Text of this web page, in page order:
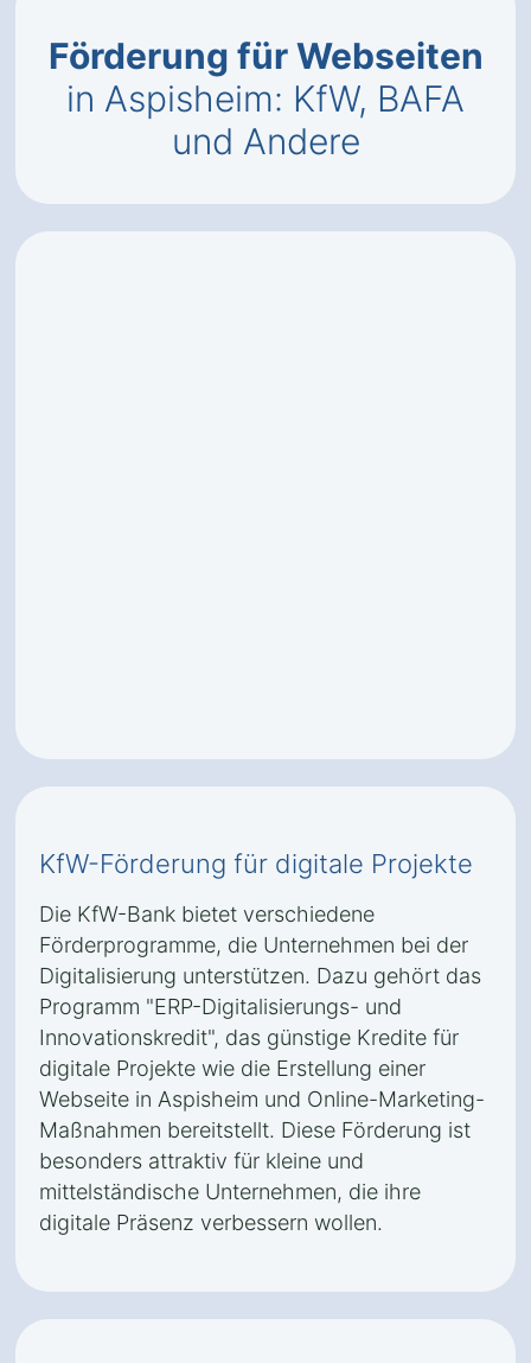
Förderung für Webseiten
in Aspisheim: KfW, BAFA
und Andere
KfW-Förderung für digitale Projekte
Die KfW-Bank bietet verschiedene
Förderprogramme, die Unternehmen bei der
Digitalisierung unterstützen. Dazu gehört das
Programm "ERP-Digitalisierungs- und
Innovationskredit", das günstige Kredite für
digitale Projekte wie die Erstellung einer
Webseite in Aspisheim und Online-Marketing-
Maßnahmen bereitstellt. Diese Förderung ist
besonders attraktiv für kleine und
mittelständische Unternehmen, die ihre
digitale Präsenz verbessern wollen.